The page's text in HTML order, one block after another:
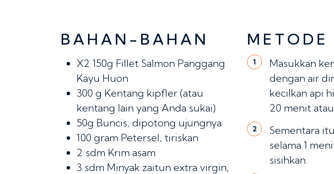
BAHAN-BAHAN
X2 150g Fillet Salmon Panggang
Kayu Huon
300 g Kentang kipfler (atau
kentang lain yang Anda sukai)
50g Buncis, dipotong ujungnya
100 gram Petersel, tiriskan
2 sdm Krim asam
3 sdm Minyak zaitun extra virgin,
METODE
1
Masukkan
dengan air
kecilkan api
20 menit
2
Sementara
selama 1
sisihkan.